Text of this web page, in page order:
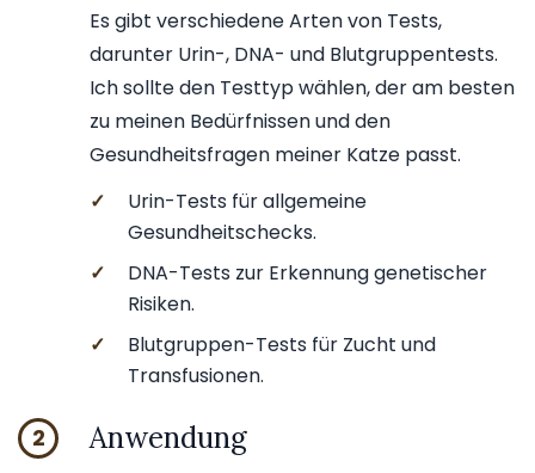
Es gibt verschiedene Arten von Tests,
darunter Urin-, DNA- und Blutgruppentests.
Ich sollte den Testtyp wählen, der am besten
zu meinen Bedürfnissen und den
Gesundheitsfragen meiner Katze passt.
✓
Urin-Tests für allgemeine
Gesundheitschecks.
✓
DNA-Tests zur Erkennung genetischer
Risiken.
✓
Blutgruppen-Tests für Zucht und
Transfusionen.
2 Anwendung